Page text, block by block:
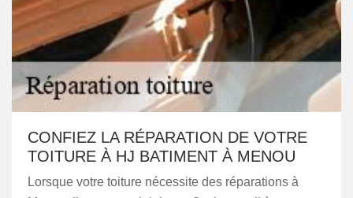
CONFIEZ LA RÉPARATION DE VOTRE
TOITURE À HJ BATIMENT À MENOU
Lorsque votre toiture nécessite des réparations à